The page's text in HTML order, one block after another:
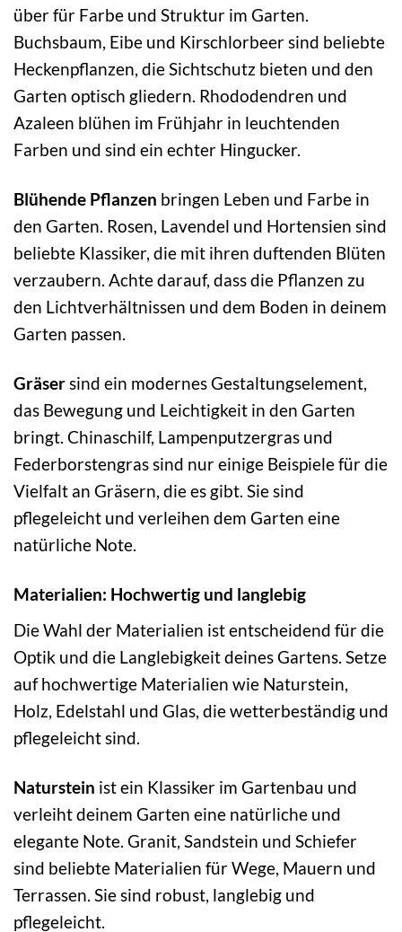
über für Farbe und Struktur im Garten.
Buchsbaum, Eibe und Kirschlorbeer sind beliebte
Heckenpflanzen, die Sichtschutz bieten und den
Garten optisch gliedern. Rhododendren und
Azaleen blühen im Frühjahr in leuchtenden
Farben und sind ein echter Hingucker.
Blühende Pflanzen bringen Leben und Farbe in
den Garten. Rosen, Lavendel und Hortensien sind
beliebte Klassiker, die mit ihren duftenden Blüten
verzaubern. Achte darauf, dass die Pflanzen zu
den Lichtverhältnissen und dem Boden in deinem
Garten passen.
Gräsersind ein modernes Gestaltungselement,
das Bewegung und Leichtigkeit in den Garten
bringt. Chinaschilf, Lampenputzergras und
Federborstengras sind nur einige Beispiele für die
Vielfalt an Gräsern, die es gibt. Sie sind
pflegeleicht und verleihen dem Garten eine
natürliche Note.
Materialien: Hochwertig und langlebig
Die Wahl der Materialien ist entscheidend für die
Optik und die Langlebigkeit deines Gartens. Setze
auf hochwertige Materialien wie Naturstein,
Holz, Edelstahl und Glas, die wetterbeständig und
pflegeleicht sind.
Naturstein ist ein Klassiker im Gartenbau und
verleiht deinem Garten eine natürliche und
elegante Note. Granit, Sandstein und Schiefer
sind beliebte Materialien für Wege, Mauern und
Terrassen. Sie sind robust, langlebig und
pflegeleicht.